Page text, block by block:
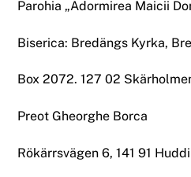
Parohia „Adormirea Maicii
Biserica: Bredängs Kyrka,
Box 2072. 127 02
Preot Gheorghe Borca
Rökärrsvägen 6, 141 91